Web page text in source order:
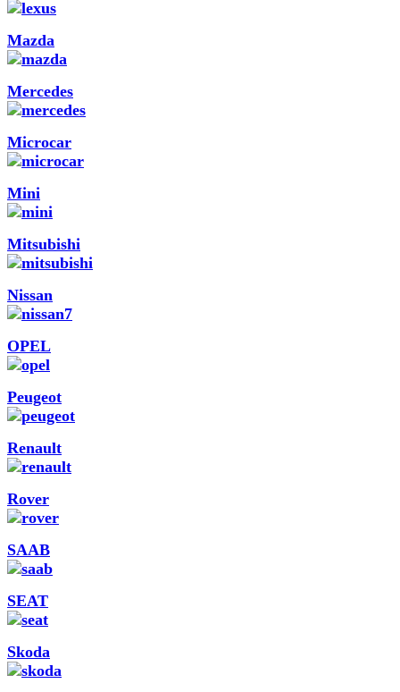
Mazda
Mercedes
Microcar
Mini
Mitsubishi
Nissan
OPEL
Peugeot
Renault
Rover
SAAB
SEAT
Skoda